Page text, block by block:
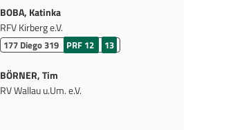
BOBA, Katinka
RFV Kirberg e.V.
177 Diego 319 PRF 12 13
BÖRNER, Tim
RV Wallau u.Um. e.V.